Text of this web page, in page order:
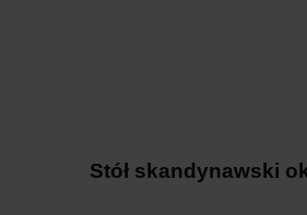
Stół skandynawski